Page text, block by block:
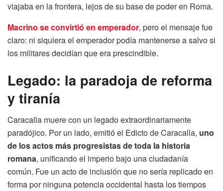
viajaba en la frontera, lejos de su base de poder en Roma.
Macrino se convirtió en emperador, pero el mensaje fue
claro: ni siquiera el emperador podía mantenerse a salvo si
los militares decidían que era prescindible.
Legado: la paradoja de reforma
y tiranía
Caracalla muere con un legado extraordinariamente
paradójico. Por un lado, emitió el Edicto de Caracalla, uno
de los actos más progresistas de toda la historia
romana, unificando el imperio bajo una ciudadanía
común. Fue un acto de inclusión que no sería replicado en
forma por ninguna potencia occidental hasta los tiempos